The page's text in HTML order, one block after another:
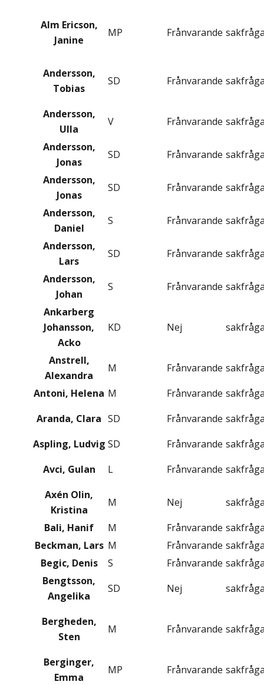
Alm Ericson,
Janine
MP Frånvarande
Andersson,
Tobias
SD Frånvarande
Andersson,
Ulla
V Frånvarande
Andersson,
Jonas
SD Frånvarande
Andersson,
Jonas
SD Frånvarande
Andersson,
Daniel
S Frånvarande
Andersson,
Lars
SD Frånvarande
Andersson,
Johan
S Frånvarande
Ankarberg
Johansson,
Acko
KD Nej
Anstrell,
Alexandra
M Frånvarande
Antoni, Helena M Frånvarande
Aranda, Clara SD Frånvarande
Aspling, Ludvig SD Frånvarande
Avci, Gulan
L Frånvarande
Axén Olin,
Kristina
M Nej
Bali, Hanif
M Frånvarande
Beckman, Lars M Frånvarande
Begic, Denis
S Frånvarande
Bengtsson,
Angelika
SD Nej
Bergheden,
Sten
M Frånvarande
Berginger,
Emma
MP Frånvarande